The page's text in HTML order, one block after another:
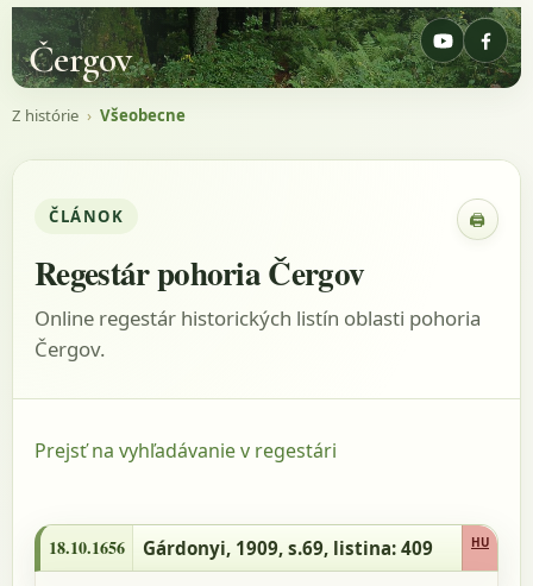
Čergov
Z histórie › Všeobecne
ČLÁNOK 🖨
Regestár pohoria Čergov
Online regestár historických listín oblasti pohoria
Čergov.
Prejsť na vyhľadávanie v regestári
409
18.10.1656 Gárdonyi, 1909, s.69, listina: 409 HU